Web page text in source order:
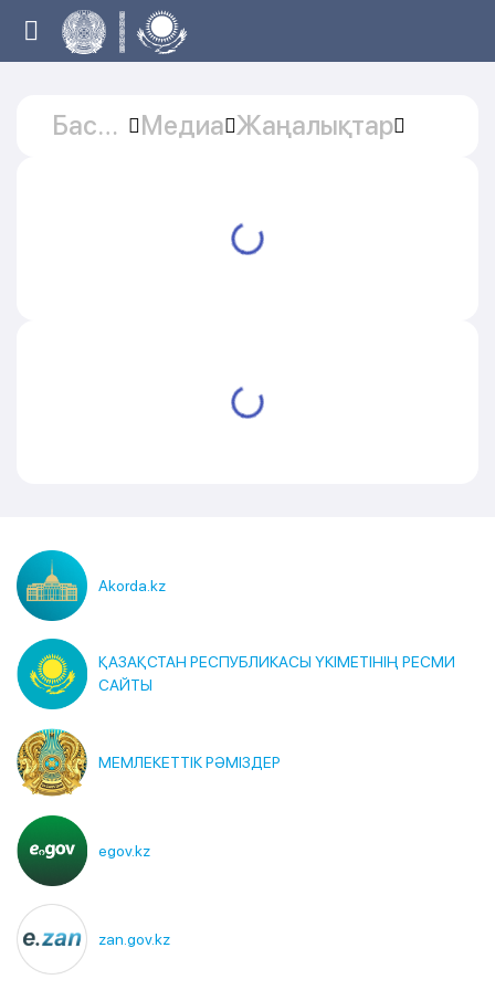
Басты
Медиа Жаңалықтар
Akorda.kz
ҚАЗАҚСТАН РЕСПУБЛИКАСЫ ҮКІМЕТІНІҢ РЕСМИ
САЙТЫ
МЕМЛЕКЕТТІК РӘМІЗДЕР
egov.kz
zan.gov.kz